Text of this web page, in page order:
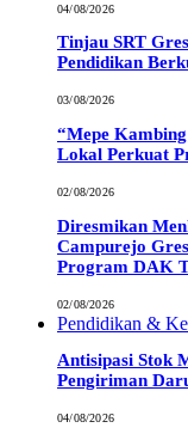
04/08/2026
Tinjau SRT
Pendidikan
03/08/2026
“Mepe
Lokal Perkuat
02/08/2026
Diresmikan
Campurejo
Program DAK
02/08/2026
Pendidikan &
Antisipasi Stok
Pengiriman
04/08/2026